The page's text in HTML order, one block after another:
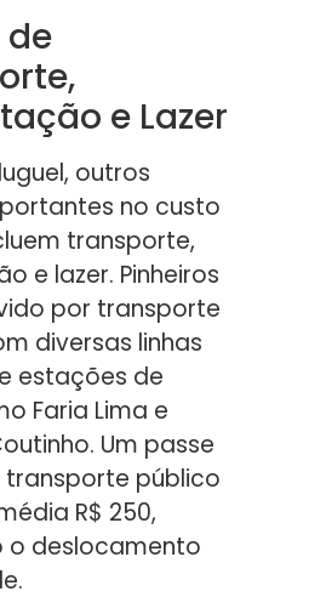
de
e Lazer
outros
no custo
transporte,
e lazer. Pinheiros
por transporte
diversas linhas
estações de
Faria Lima e
Um passe
transporte público
R$ 250,
o deslocamento